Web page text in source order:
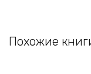
Похожие